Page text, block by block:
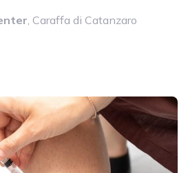
, Caraffa di Catanzaro